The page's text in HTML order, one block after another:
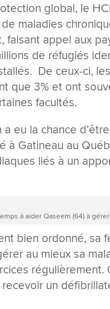
global, le
maladies
appel aux
de réfugiés
De ceux-ci,
que 3% et ont
facultés.
eu la chance
Gatineau au
liés à un
à aider Qaseem (64) à
bien ordonné, sa
au mieux sa
un